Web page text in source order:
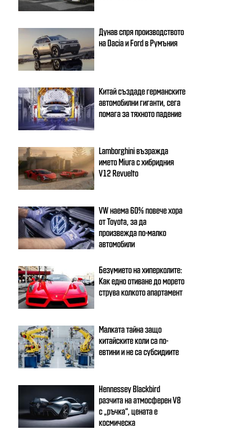
Дунав спря производството
на Dacia и Ford в Румъния
Китай създаде германските
автомобилни гиганти, сега
помага за тяхното падение
Lamborghini възражда
името Miura с хибридния
V12 Revuelto
VW наема 60% повече хора
от Toyota, за да
произвежда по-малко
автомобили
Безумието на хиперколите:
Как едно отиване до морето
струва колкото апартамент
Малката тайна защо
китайските коли са по-
евтини и не са субсидиите
Hennessey Blackbird
разчита на атмосферен V8
с „ръчка“, цената е
космическа